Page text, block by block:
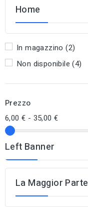
Home
In magazzino(2)
Non disponibile(4)
Prezzo
6,00 € - 35,00 €
Left Banner
La Maggior Parte